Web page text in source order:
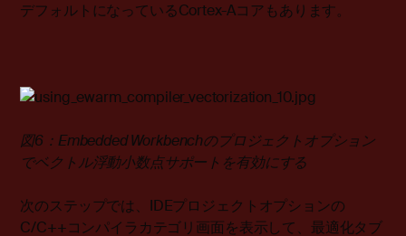
デフォルトになっているCortex-Aコアもあります。
図6：Embedded Workbenchのプロジェクトオプション
でベクトル浮動小数点サポートを有効にする
次のステップでは、IDEプロジェクトオプションの
C/C++コンパイラカテゴリ画面を表示して、最適化タブ